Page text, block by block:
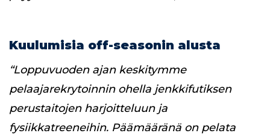
Kuulumisia off-seasonin alusta
“Loppuvuoden ajan keskitymme
pelaajarekrytoinnin ohella jenkkifutiksen
perustaitojen harjoitteluun ja
fysiikkatreeneihin. Päämääränä on pelata